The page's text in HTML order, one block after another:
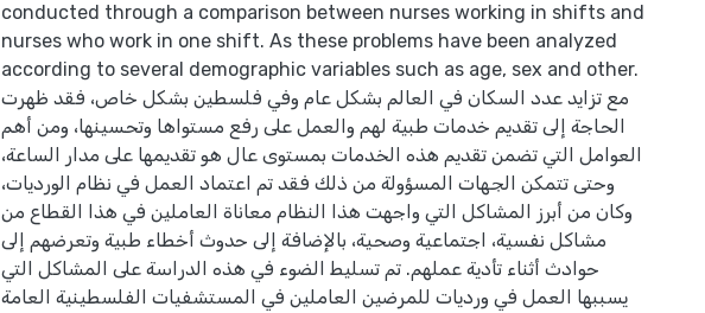
conducted through a comparison between nurses working in shifts and
nurses who work in one shift. As these problems have been analyzed
according to several demographic variables such as age, sex and other.
مع تزايد عدد السكان في العالم بشكل عام وفي فلسطين بشكل خاص، فقد ظهرت
الحاجة إلى تقديم خدمات طبية لهم والعمل على رفع مستواها وتحسينها، ومن أهم
العوامل التي تضمن تقديم هذه الخدمات بمستوى عال هو تقديمها على مدار الساعة،
وحتى تتمكن الجهات المسؤولة من ذلك فقد تم اعتماد العمل في نظام الورديات،
وكان من أبرز المشاكل التي واجهت هذا النظام معاناة العاملين في هذا القطاع من
مشاكل نفسية، اجتماعية وصحية، بالإضافة إلى حدوث أخطاء طبية وتعرضهم إلى
حوادث أثناء تأدية عملهم. تم تسليط الضوء في هذه الدراسة على المشاكل التي
يسببها العمل في ورديات للمرضين العاملين في المستشفيات الفلسطينية العامة